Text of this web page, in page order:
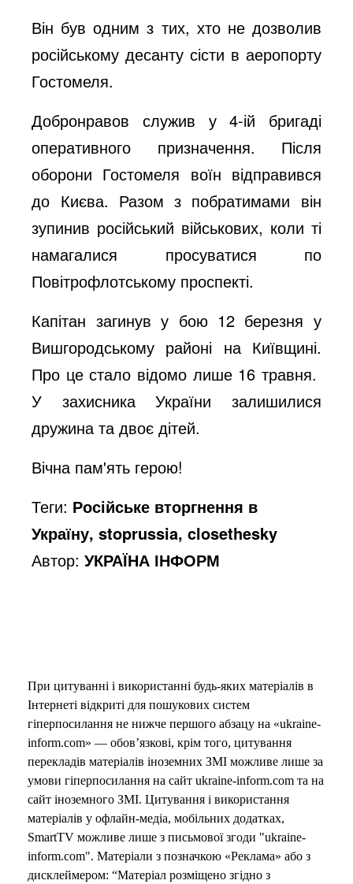
Він був одним з тих, хто не дозволив
російському десанту сісти в аеропорту
Гостомеля.
Добронравов служив у 4-ій бригаді
оперативного призначення. Після
оборони Гостомеля воїн відправився
до Києва. Разом з побратимами він
зупинив російський військових, коли ті
намагалися просуватися по
Повітрофлотському проспекті.
Капітан загинув у бою 12 березня у
Вишгородському районі на Київщині.
Про це стало відомо лише 16 травня.
У захисника України залишилися
дружина та двоє дітей.
Вічна пам'ять герою!
Теги: Російське вторгнення в
Україну, stoprussia, closethesky
Автор:УКРАЇНА ІНФОРМ
При цитуванні і використанні будь-яких матеріалів в
Інтернеті відкриті для пошукових систем
гіперпосилання не нижче першого абзацу на «ukraine-
inform.com» — обов’язкові, крім того, цитування
перекладів матеріалів іноземних ЗМІ можливе лише за
умови гіперпосилання на сайт ukraine-inform.com та на
сайт іноземного ЗМІ. Цитування і використання
матеріалів у офлайн-медіа, мобільних додатках,
SmartTV можливе лише з письмової згоди "ukraine-
inform.com". Матеріали з позначкою «Реклама» або з
дисклеймером: “Матеріал розміщено згідно з